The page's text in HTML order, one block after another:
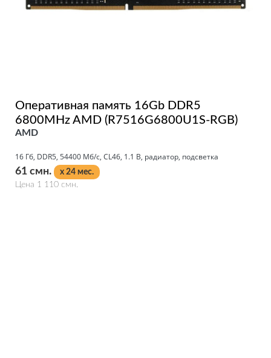
Оперативная память 16Gb DDR5
6800MHz AMD (R7516G6800U1S-RGB)
AMD
16 Гб, DDR5, 54400 Мб/с, CL46, 1.1 В, радиатор, подсветка
61 смн.
x 24 мес.
Цена 1 110 смн.